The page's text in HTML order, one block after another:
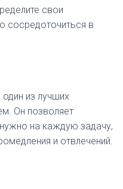
свои
сосредоточиться в
из лучших
Он позволяет
на каждую задачу,
и отвлечений.